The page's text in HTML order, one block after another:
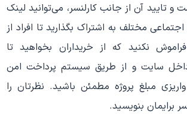
آن از جانب کارلنسر، می‌توانید لینک
مختلف به اشتراک بگذارید تا افراد از
نکنید که از خریداران بخواهید تا
داخل سایت و از طریق سیستم پرداخت امن
مبلغ پروژه مطمئن باشید. نظرتان را
برایمان بنویسید.